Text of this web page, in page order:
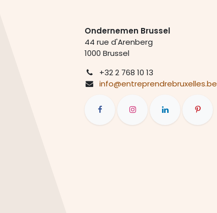
Ondernemen Brussel
44 rue d'Arenberg
1000 Brussel
+32 2 768 10 13
info@entreprendrebruxelles.be